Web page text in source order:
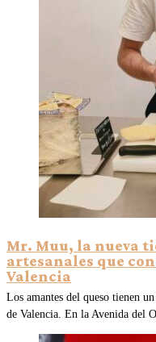
Mr. Muu, la nueva
artesanales que
Valencia
Los amantes del queso tienen
de Valencia. En la Avenida del